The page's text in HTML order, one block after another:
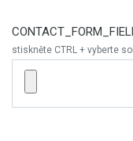
stiskněte CTRL + vyberte